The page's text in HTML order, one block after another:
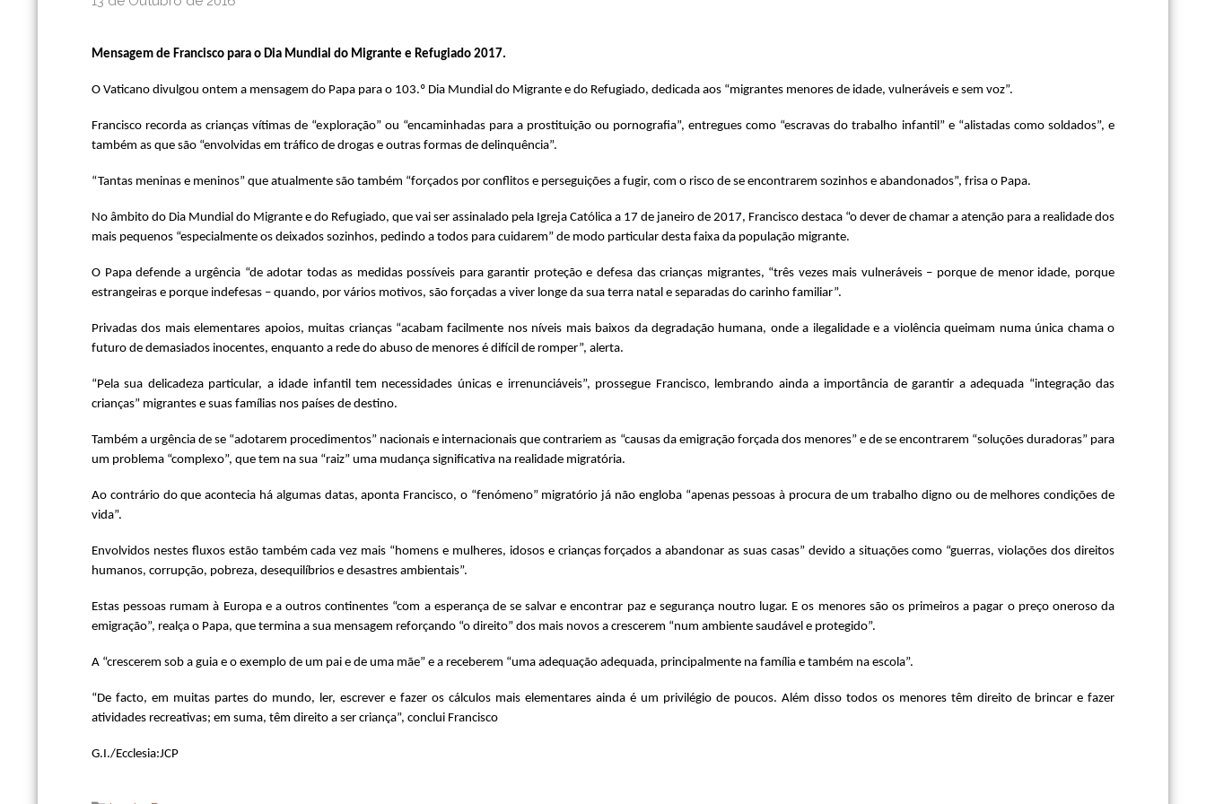
Mensagem de Francisco para o Dia Mundial do Migrante e Refugiado 2017.
O Vaticano divulgou ontem a mensagem do Papa para o 103.º Dia Mundial do Migrante e do Refugiado, dedicada aos “migrantes menores de idade, vulneráveis e sem voz”.
Francisco recorda as crianças vítimas de “exploração” ou “encaminhadas para a prostituição ou pornografia”, entregues como “escravas do trabalho infantil” e “alistadas como soldados”, e
também as que são “envolvidas em tráfico de drogas e outras formas de delinquência”.
“Tantas meninas e meninos” que atualmente são também “forçados por conflitos e perseguições a fugir, com o risco de se encontrarem sozinhos e abandonados”, frisa o Papa.
No âmbito do Dia Mundial do Migrante e do Refugiado, que vai ser assinalado pela Igreja Católica a 17 de janeiro de 2017, Francisco destaca “o dever de chamar a atenção para a realidade dos
mais pequenos “especialmente os deixados sozinhos, pedindo a todos para cuidarem” de modo particular desta faixa da população migrante.
O Papa defende a urgência “de adotar todas as medidas possíveis para garantir proteção e defesa das crianças migrantes, “três vezes mais vulneráveis – porque de menor idade, porque
estrangeiras e porque indefesas – quando, por vários motivos, são forçadas a viver longe da sua terra natal e separadas do carinho familiar”.
Privadas dos mais elementares apoios, muitas crianças “acabam facilmente nos níveis mais baixos da degradação humana, onde a ilegalidade e a violência queimam numa única chama o
futuro de demasiados inocentes, enquanto a rede do abuso de menores é difícil de romper”, alerta.
“Pela sua delicadeza particular, a idade infantil tem necessidades únicas e irrenunciáveis”, prossegue Francisco, lembrando ainda a importância de garantir a adequada “integração das
crianças” migrantes e suas famílias nos países de destino.
Também a urgência de se “adotarem procedimentos” nacionais e internacionais que contrariem as “causas da emigração forçada dos menores” e de se encontrarem “soluções duradoras” para
um problema “complexo”, que tem na sua “raiz” uma mudança significativa na realidade migratória.
Ao contrário do que acontecia há algumas datas, aponta Francisco, o “fenómeno” migratório já não engloba “apenas pessoas à procura de um trabalho digno ou de melhores condições de
vida”.
Envolvidos nestes fluxos estão também cada vez mais “homens e mulheres, idosos e crianças forçados a abandonar as suas casas” devido a situações como “guerras, violações dos direitos
humanos, corrupção, pobreza, desequilíbrios e desastres ambientais”.
Estas pessoas rumam à Europa e a outros continentes “com a esperança de se salvar e encontrar paz e segurança noutro lugar. E os menores são os primeiros a pagar o preço oneroso da
emigração”, realça o Papa, que termina a sua mensagem reforçando “o direito” dos mais novos a crescerem “num ambiente saudável e protegido”.
A “crescerem sob a guia e o exemplo de um pai e de uma mãe” e a receberem “uma adequação adequada, principalmente na família e também na escola”.
“De facto, em muitas partes do mundo, ler, escrever e fazer os cálculos mais elementares ainda é um privilégio de poucos. Além disso todos os menores têm direito de brincar e fazer
atividades recreativas; em suma, têm direito a ser criança”, conclui Francisco
G.I./Ecclesia:JCP